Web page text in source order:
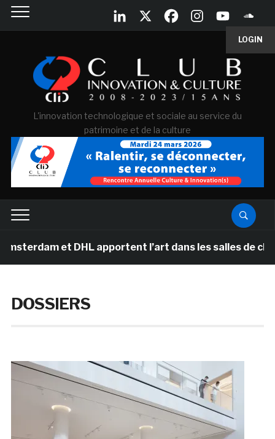
LOGIN
L'innovation technologique et sociale au service du
patrimoine et de la culture
et DHL apportent l’art dans les salles de classe des
DOSSIERS